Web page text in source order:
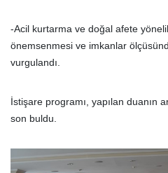
-Acil kurtarma ve doğal afete
önemsenmesi ve imkanlar
vurgulandı.
İstişare programı, yapılan duanın
son buldu.